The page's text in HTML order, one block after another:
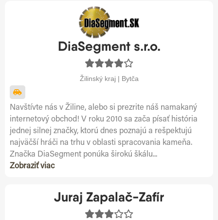
DiaSegment s.r.o.
Žilinský kraj | Bytča
Navštívte nás v Žiline, alebo si prezrite náš namakaný
internetový obchod! V roku 2010 sa zača písať história
jednej silnej značky, ktorú dnes poznajú a rešpektujú
najväčší hráči na trhu v oblasti spracovania kameňa.
Značka DiaSegment ponúka širokú škálu...
Zobraziť viac
Juraj Zapalač-Zafír